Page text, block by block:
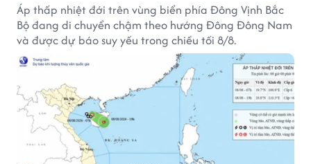
Áp thấp nhiệt đới trên vùng biển phía Đông Vịnh Bắc
Bộ đang di chuyển chậm theo hướng Đông Đông Nam
và được dự báo suy yếu trong chiều tối 8/8.